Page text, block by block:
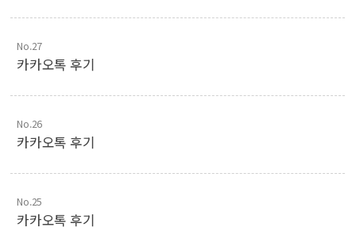
No.27
카카오톡 후기
No.26
카카오톡 후기
No.25
카카오톡 후기